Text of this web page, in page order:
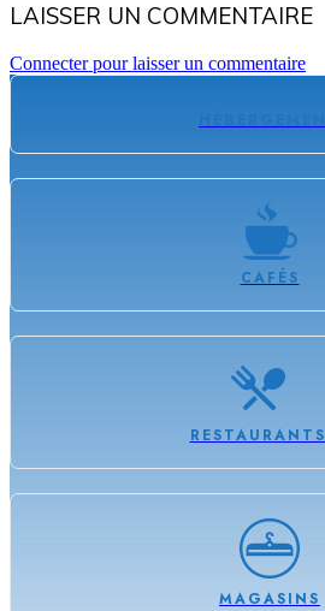
LAISSER UN COMMENTAIRE
Connecter pour laisser un commentaire
CAFÉS
RESTAURANTS
MAGASINS